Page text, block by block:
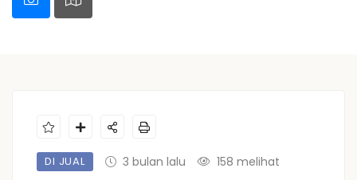
DI JUAL 3 bulan lalu 158 melihat